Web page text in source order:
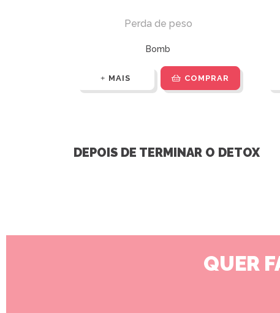
Perda de peso
Bomb
MAIS COMPRAR
DEPOIS DE TERMINAR O DETOX
QUER